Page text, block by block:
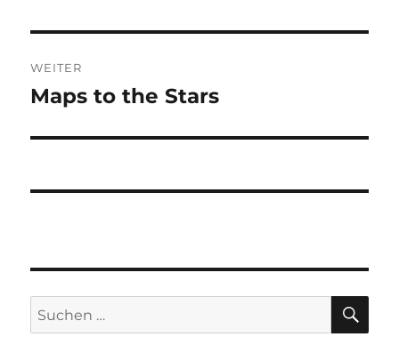
WEITER
Nächster
Maps to the Stars
Suchen
nach: